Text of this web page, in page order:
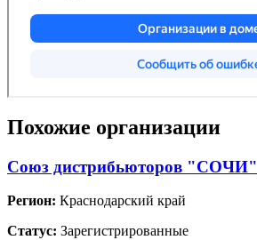
Похожие организации
Союз дистрибьюторов "СОЧИ"
Регион: Краснодарский край
Статус: Зарегистрированные